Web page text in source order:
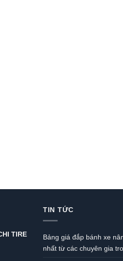
TIRE
TIN TỨC
Bảng giá đắp bánh xe
nhất từ các chuyên gia